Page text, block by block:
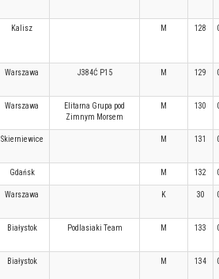
Kalisz M 128
Warszawa J384Ć P15 M 129
Warszawa
Elitarna Grupa pod
Zimnym Morsem
M 130
Skierniewice M 131
Gdańsk M 132
Warszawa K 30
Białystok Podlasiaki Team M 133
Białystok M 134